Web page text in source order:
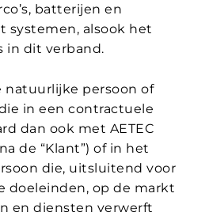
batterijen en
systemen, alsook het
in dit verband.
natuurlijke persoon of
in een contractuele
dan ook met AETEC
de “Klant”) of in het
die, uitsluitend voor
doeleinden, op de markt
en diensten verwerft